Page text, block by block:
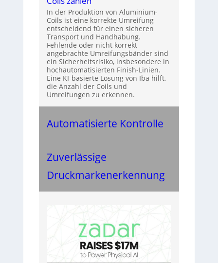
In der Produktion von Aluminium-
Coils ist eine korrekte Umreifung
entscheidend für einen sicheren
Transport und Handhabung.
Fehlende oder nicht korrekt
angebrachte Umreifungsbänder sind
ein Sicherheitsrisiko, insbesondere in
hochautomatisierten Finish-Linien.
Eine KI-basierte Lösung von Iba hilft,
die Anzahl der Coils und
Umreifungen zu erkennen.
Automatisierte Kontrolle
Zuverlässige
Druckmarkenerkennung